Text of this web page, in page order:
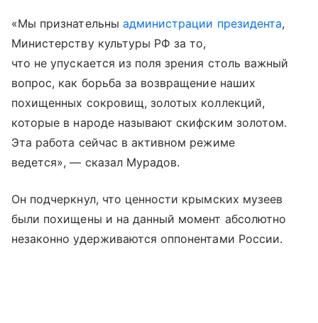
«Мы признательны администрации президента,
Министерству культуры РФ за то,
что не упускается из поля зрения столь важный
вопрос, как борьба за возвращение наших
похищенных сокровищ, золотых коллекций,
которые в народе называют скифским золотом.
Эта работа сейчас в активном режиме
ведется», — сказал Мурадов.
Он подчеркнул, что ценности крымских музеев
были похищены и на данный момент абсолютно
незаконно удерживаются оппонентами России.